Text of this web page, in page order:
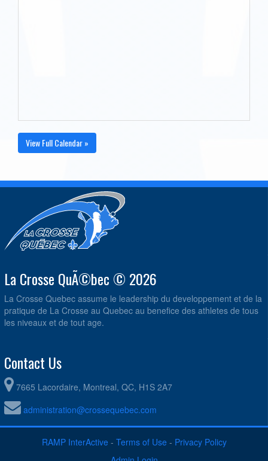
View Full Calendar »
La Crosse QuÃ©bec © 2026
La Crosse Quebec assume le leadership du developpement et de la
pratique de La Crosse au Quebec au benefice des athletes de tous
les niveaux et de tout age.
Contact Us
7665 Lacordaire, Montreal, QC, H1S 2A7
administration@crossequebec.com
RAMP InterActive - Terms of Use - Privacy Policy